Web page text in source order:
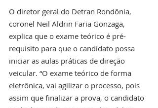
O diretor geral do Detran Rondônia,
coronel Neil Aldrin Faria Gonzaga,
explica que o exame teórico é pré-
requisito para que o candidato possa
iniciar as aulas práticas de direção
veicular. “O exame teórico de forma
eletrônica, vai agilizar o processo, pois
assim que finalizar a prova, o candidato